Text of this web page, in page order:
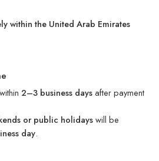
within the United Arab Emirates
2–3 business daysafter payment
or public holidayswill be
day.